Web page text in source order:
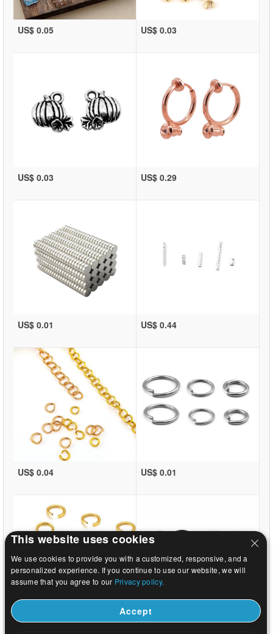
US$ 0.05 US$ 0.03
US$ 0.03 US$ 0.29
US$ 0.01 US$ 0.44
US$ 0.04 US$ 0.01
US$ 0.01 US$ 12.24
This website uses cookies
We use cookies to provide you with a customized, responsive, and a
personalized experience. If you continue to use our website, we will
assume that you agree to our Privacy policy.
Accept